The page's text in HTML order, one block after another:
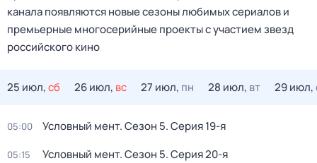
канала появляются новые сезоны любимых сериалов и
премьерные многосерийные проекты с участием звезд
российского кино
25 июл,сб 26 июл, вс 27 июл, пн 28 июл, вт 29 июл,
05:00 Условный мент. Сезон 5. Серия 19-я
05:15 Условный мент. Сезон 5. Серия 20-я